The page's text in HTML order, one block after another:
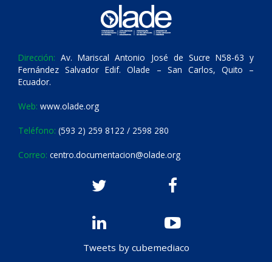
Dirección: Av. Mariscal Antonio José de Sucre N58-63 y
Fernández Salvador Edif. Olade – San Carlos, Quito –
Ecuador.
Web: www.olade.org
Teléfono: (593 2) 259 8122 / 2598 280
Correo: centro.documentacion@olade.org
Tweets by cubemediaco